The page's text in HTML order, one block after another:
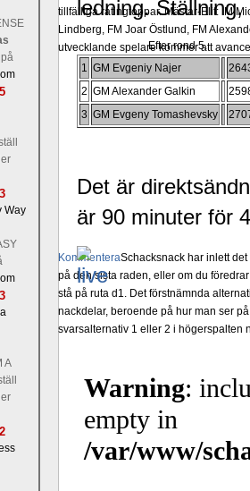
A
tillfälliga ratingtoppar. Mästar-Elit: IM
Lindberg, FM Joar Östlund, FM
utvecklande spelare kommer att
KommenteraSchacksnack har inlett
på den sista raden, eller om du
stå på ruta d1. Det förstnämnda
nackdelar, beroende på hur man ser
svarsalternativ 1 eller 2 i högerspalten
ledning.
Efter rond 5.
1 GM Evgeniy Najer
2 GM Alexander Galkin
3 GM Evgeny Tomashevsky
Det är
är 90 minuter för